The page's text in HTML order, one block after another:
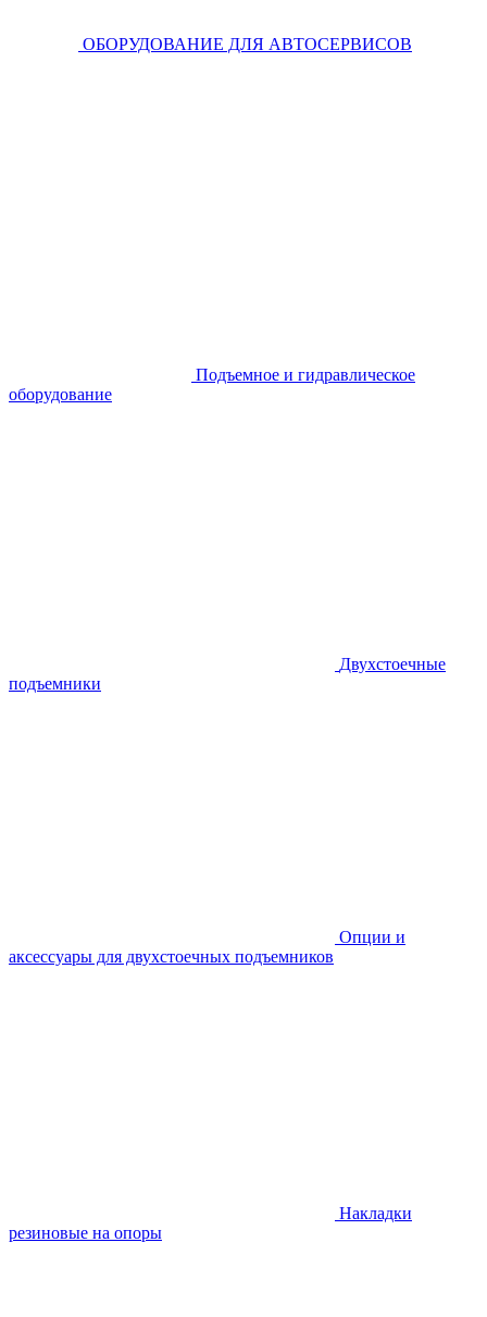
ОБОРУДОВАНИЕ ДЛЯ АВТОСЕРВИСОВ
Подъемное и гидравлическое
оборудование
Двухстоечные
подъемники
Опции и
аксессуары для двухстоечных подъемников
Накладки
резиновые на опоры